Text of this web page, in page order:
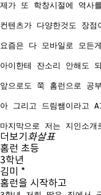
제가 또 학창시절에 역사
컨텐츠가 다양한것도 장
요즘은 다 모바일로 모든
아이한테 잔소리 안해도
앞으로도 쭉 홈런으로 공
아 그리고 드림쌤이라고
마지막으로 저는 지인소
더보기 화살표
홈런 초등
3학년
김미 *
홈런을 시작하고